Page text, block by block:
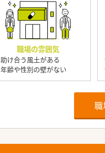
職場の雰囲気
助け合う風土がある
年齢や性別の壁がない
職